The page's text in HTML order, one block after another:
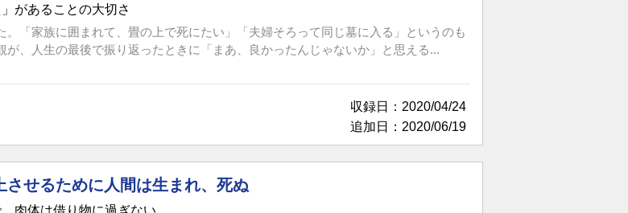
があることの大切さ
。「家族に囲まれて、畳の上で死にたい」「夫婦そろって同じ墓に入る」というのも
が、人生の最後で振り返ったときに「まあ、良かったんじゃないか」と思える...
収録日：2020/04/24
追加日：2020/06/19
せるために人間は生まれ、死ぬ
肉体は借り物に過ぎない